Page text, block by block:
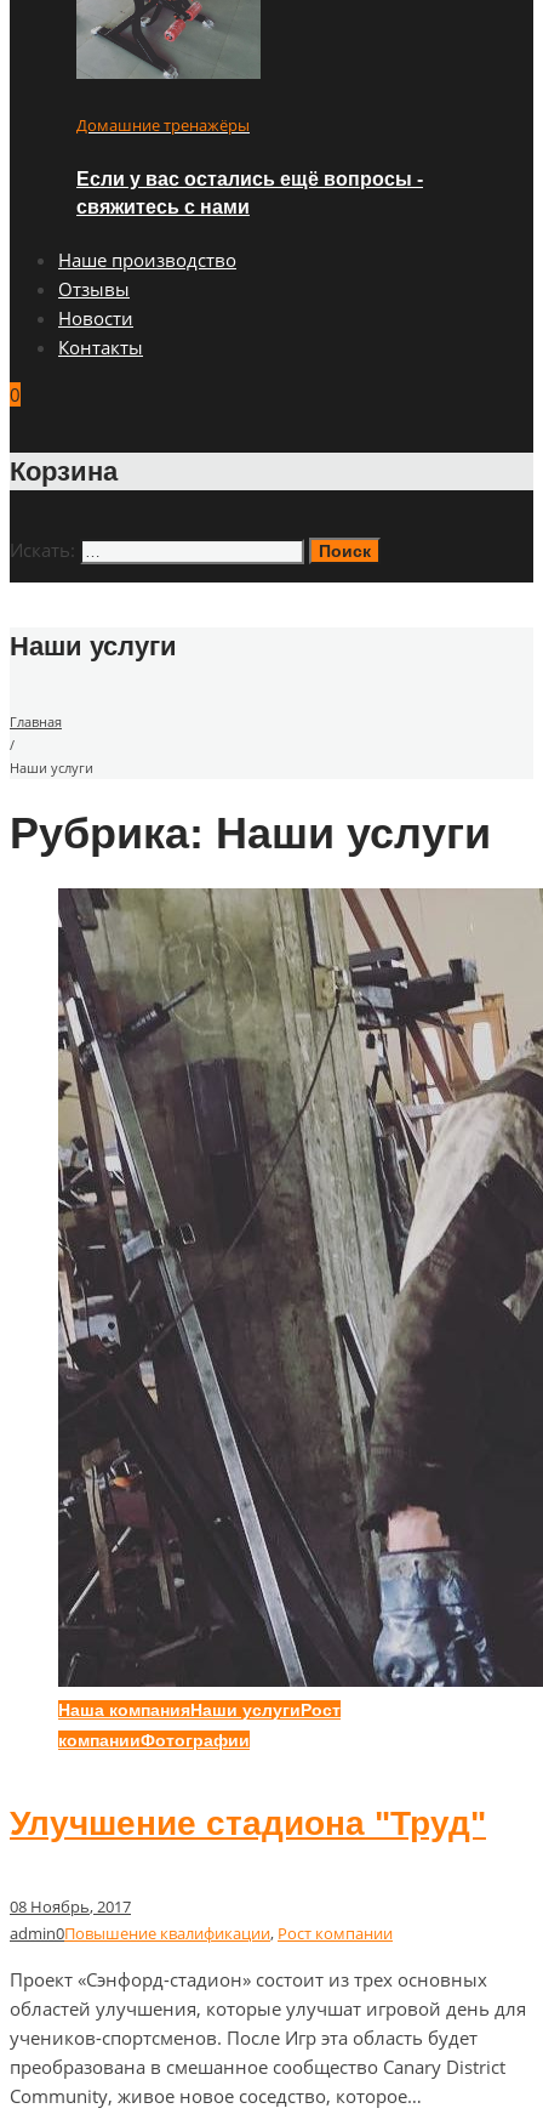
Домашние тренажёры
Если у вас остались ещё вопросы -
свяжитесь с нами
Наше производство
Отзывы
Новости
Контакты
0
Корзина
Искать: Поиск
Наши услуги
Главная
/
Наши услуги
Рубрика: Наши услуги
Наша компанияНаши услугиРост
компанииФотографии
Улучшение стадиона "Труд"
08 Ноябрь, 2017
admin0Повышение квалификации, Рост компании
Проект «Сэнфорд-стадион» состоит из трех основных
областей улучшения, которые улучшат игровой день для
учеников-спортсменов. После Игр эта область будет
преобразована в смешанное сообщество Canary District
Community, живое новое соседство, которое…